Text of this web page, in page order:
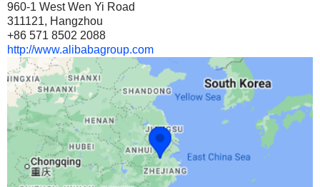
DAMAI ENTERTAINMENT HOLDINGS LIMITED
928 M $
FOCUS MEDIA INFORMATION TECHNOLOGY CO.,
6,13 %
885.100.134
960-1 West Wen Yi Road
311121, Hangzhou
+86 571 8502 2088
http://www.alibabagroup.com